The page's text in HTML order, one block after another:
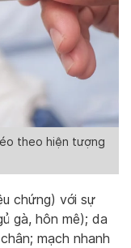
theo hiện tượng
chứng) với sự
gà, hôn mê); da
mạch nhanh